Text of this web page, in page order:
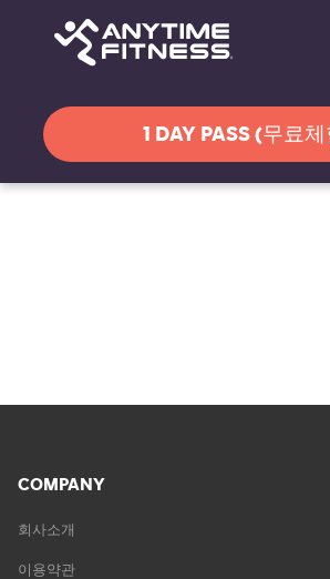
1 DAY PASS (무료
COMPANY
회사소개
이용약관